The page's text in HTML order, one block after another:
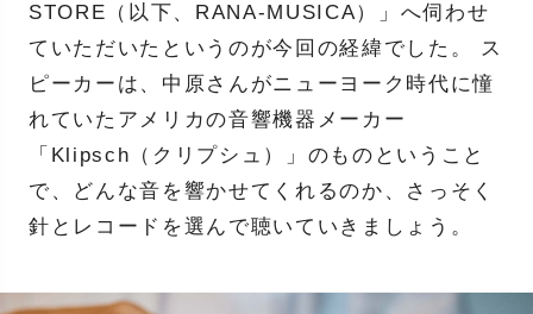
STORE（以下、RANA-MUSICA）」へ伺わせ
ていただいたというのが今回の経緯でした。 ス
ピーカーは、中原さんがニューヨーク時代に憧
れていたアメリカの音響機器メーカー
「Klipsch（クリプシュ）」のものということ
で、どんな音を響かせてくれるのか、さっそく
針とレコードを選んで聴いていきましょう。